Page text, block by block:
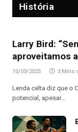
História
Larry Bird:
aproveitamos
10/03/2025 3 Mins
Lenda celta diz que o
potencial, apesar…